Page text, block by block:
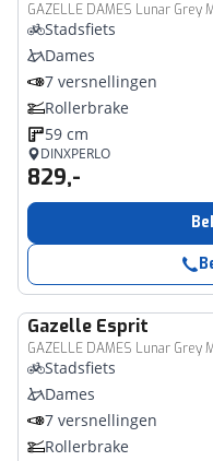
GAZELLE DAMES Lunar Grey
Stadsfiets
Dames
7 versnellingen
Rollerbrake
59 cm
DINXPERLO
829,-
Gazelle Esprit
GAZELLE DAMES Lunar Grey
Stadsfiets
Dames
7 versnellingen
Rollerbrake